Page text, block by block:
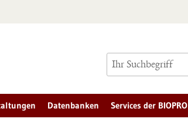
Datenbanken Services der BIOPRO